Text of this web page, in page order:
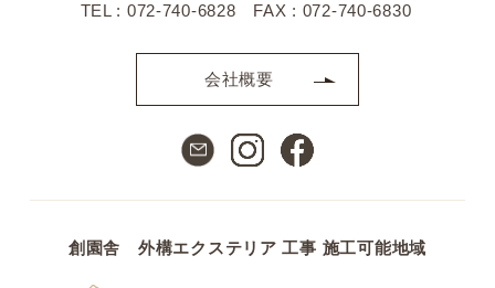
TEL : 072-740-6828 FAX : 072-740-6830
会社概要
創園舎 外構エクステリア 工事 施工可能地域